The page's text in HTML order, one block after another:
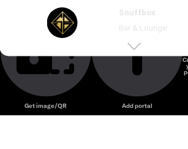
Snuffbox
Bar & Lounge
Unmute
Snuffbox – Cocktail bar phong cách cổ điển với
gian bí mật và menu đồ uống sáng tạo.
Get image/QR Add portal